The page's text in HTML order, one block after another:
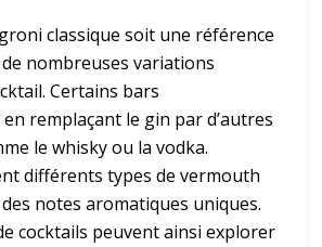
classique soit une référence
nombreuses variations
Certains bars
remplaçant le gin par d’autres
le whisky ou la vodka.
différents types de vermouth
notes aromatiques uniques.
cocktails peuvent ainsi explorer